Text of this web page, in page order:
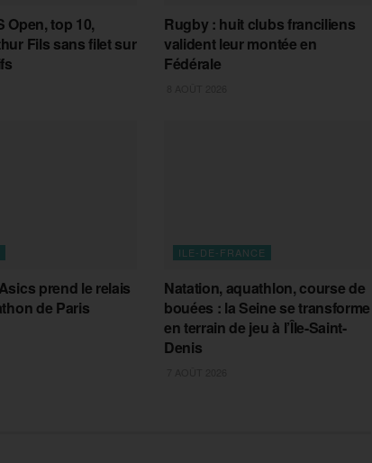
Open, top 10,
Fils sans filet sur
Rugby : huit clubs franciliens
valident leur montée en
Fédérale
prend le relais
de Paris
ILE-DE-FRANCE
Natation, aquathlon, course de
bouées : la Seine se transforme
en terrain de jeu à l’Île-Saint-
Denis